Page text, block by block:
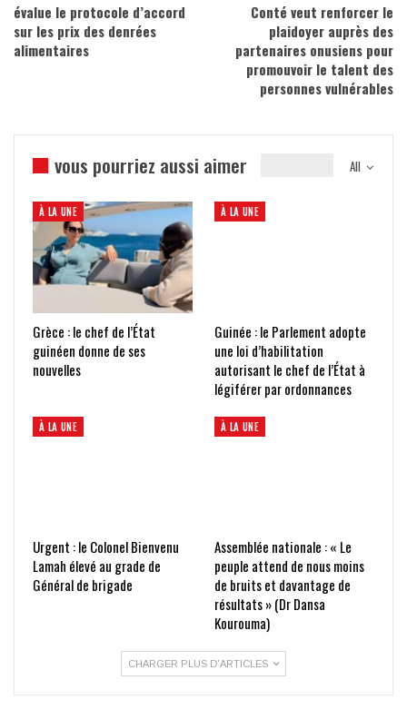
évalue le protocole d’accord
sur les prix des denrées
alimentaires
Conté veut renforcer le
plaidoyer auprès des
partenaires onusiens pour
promouvoir le talent des
personnes vulnérables
All
vous pourriez aussi aimer
À LA UNE
Grèce : le chef de l’État
guinéen donne de ses
nouvelles
À LA UNE
Guinée : le Parlement adopte
une loi d’habilitation
autorisant le chef de l’État à
légiférer par ordonnances
À LA UNE
Urgent : le Colonel Bienvenu
Lamah élevé au grade de
Général de brigade
À LA UNE
Assemblée nationale : « Le
peuple attend de nous moins
de bruits et davantage de
résultats » (Dr Dansa
Kourouma)
CHARGER PLUS D'ARTICLES